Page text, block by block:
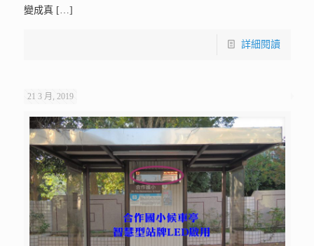
變成真 […]
詳細閱讀
21 3 月, 2019